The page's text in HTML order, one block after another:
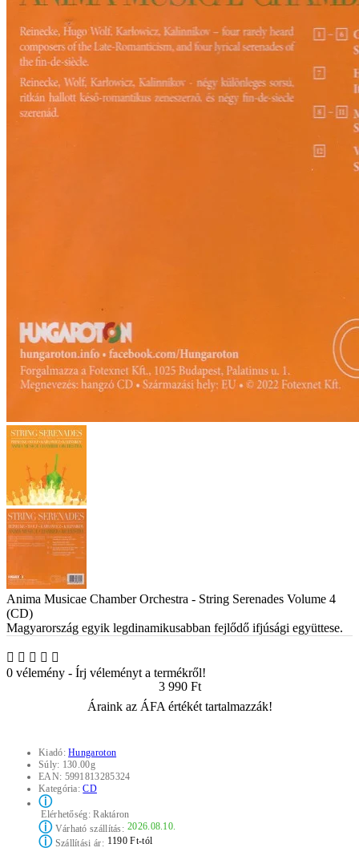
Anima Musicae Chamber Orchestra - String Serenades Volume 4
(CD)
Magyarország egyik legdinamikusabban fejlődő ifjúsági együttese.
0 vélemény - Írj véleményt a termékről!
3 990 Ft
Áraink az ÁFA értékét tartalmazzák!
Kiadó:Hungaroton
Súly: 130.00g
EAN: 5991813285324
Kategória:CD
ⓘ
Elérhetőség:Raktáron
ⓘVárható szállítás: 2026.08.10.
ⓘSzállítási ár: 1190 Ft-tól